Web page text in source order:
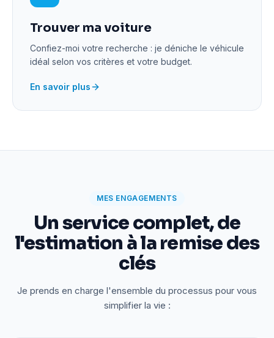
Trouver ma voiture
Confiez-moi votre recherche : je déniche le véhicule
idéal selon vos critères et votre budget.
En savoir plus
MES ENGAGEMENTS
Un service complet, de
l'estimation à la remise des
clés
Je prends en charge l'ensemble du processus pour vous
simplifier la vie :